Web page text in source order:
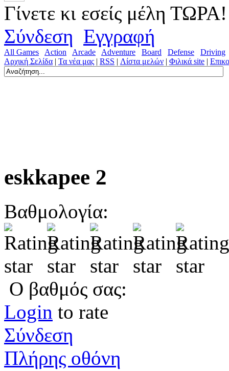
Γίνετε κι εσείς μέλη ΤΩΡΑ!
Σύνδεση Εγγραφή
All Games Action Arcade Adventure Board Defense
Driving
Αρχική Σελίδα | Τα νέα μας | RSS | Λίστα μελών | Φιλικά site |
eskkapee 2
Βαθμολογία:
Ο βαθμός σας:
Login to rate
Σύνδεση
Πλήρης οθόνη